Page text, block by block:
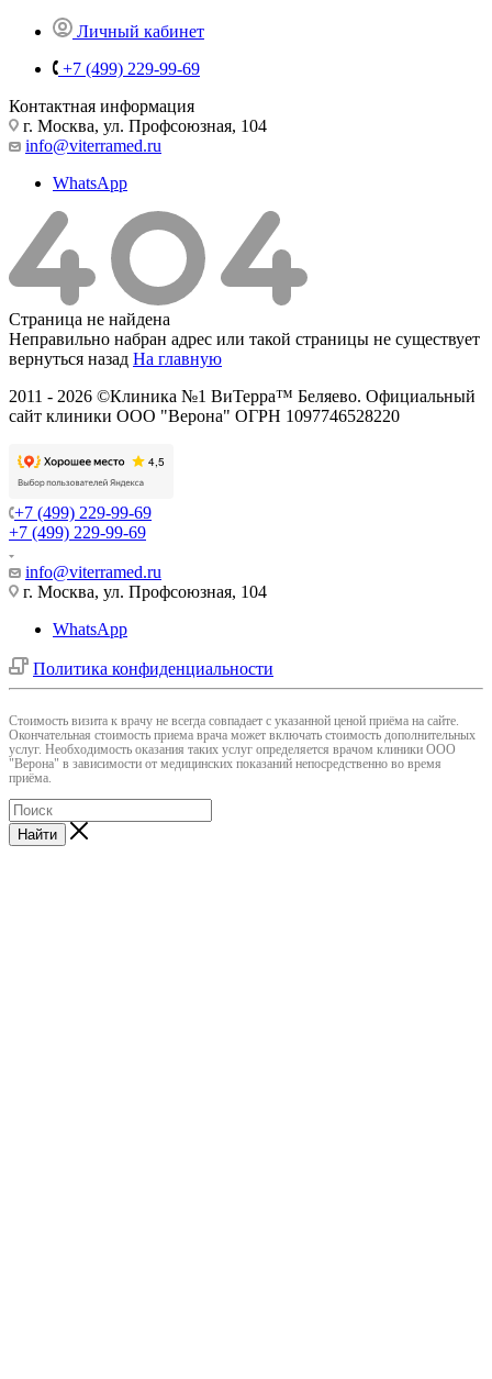
Личный кабинет
+7 (499) 229-99-69
Контактная информация
г. Москва, ул. Профсоюзная, 104
info@viterramed.ru
WhatsApp
Страница не найдена
Неправильно набран адрес или такой страницы не существует
вернуться назад На главную
2011 - 2026 ©Клиника №1 ВиТерра™ Беляево. Официальный
сайт клиники ООО "Верона" ОГРН 1097746528220
+7 (499) 229-99-69
+7 (499) 229-99-69
info@viterramed.ru
г. Москва, ул. Профсоюзная, 104
WhatsApp
Политика конфиденциальности
Cтоимость визита к врачу не всегда совпадает с указанной ценой приёма на сайте.
Окончательная стоимость приема врача может включать стоимость дополнительных
услуг. Необходимость оказания таких услуг определяется врачом клиники ООО
"Верона" в зависимости от медицинских показаний непосредственно во время
приёма.
Найти